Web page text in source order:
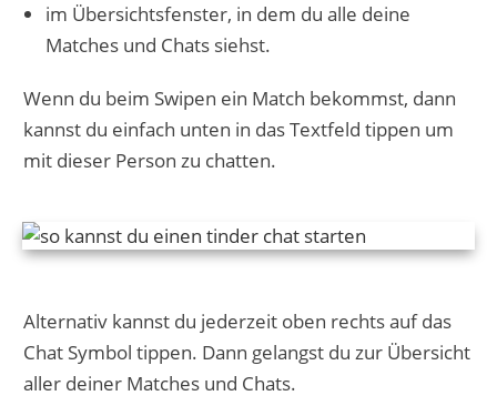
im Übersichtsfenster, in dem du alle deine
Matches und Chats siehst.
Wenn du beim Swipen ein Match bekommst, dann
kannst du einfach unten in das Textfeld tippen um
mit dieser Person zu chatten.
Alternativ kannst du jederzeit oben rechts auf das
Chat Symbol tippen. Dann gelangst du zur Übersicht
aller deiner Matches und Chats.